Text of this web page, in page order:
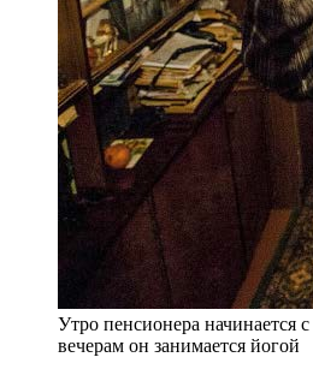
Утро пенсионера начинается
вечерам он занимается йогой